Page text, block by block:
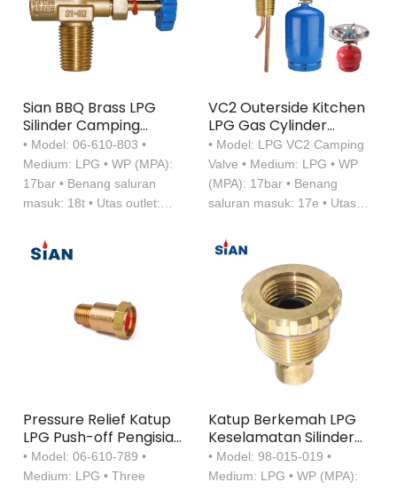
Sian BBQ Brass LPG
Silinder Camping
Valves VC1 untuk
Filipina
• Model: 06-610-803 •
Medium: LPG • WP (MPA):
17bar • Benang saluran
masuk: 18t • Utas outlet:
VC2 Outerside Kitchen
LPG Gas Cylinder
Camping Compor
Valve
• Model: LPG VC2 Camping
Valve • Medium: LPG • WP
(MPA): 17bar • Benang
saluran masuk: 17e • Utas
Pressure Relief Katup
LPG Push-off Pengisian
Cepat
• Model: 06-610-789 •
Medium: LPG • Three
Katup Berkemah LPG
Keselamatan Silinder
Kompak
• Model: 98-015-019 •
Medium: LPG • WP (MPA):